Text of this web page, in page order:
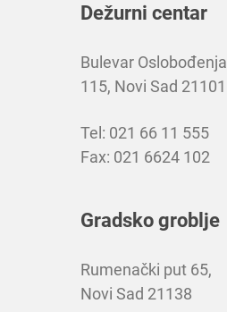
Dežurni centar
Bulevar Oslobođenja
115, Novi Sad 21101
Tel: 021 66 11 555
Fax: 021 6624 102
Gradsko groblje
Rumenački put 65,
Novi Sad 21138